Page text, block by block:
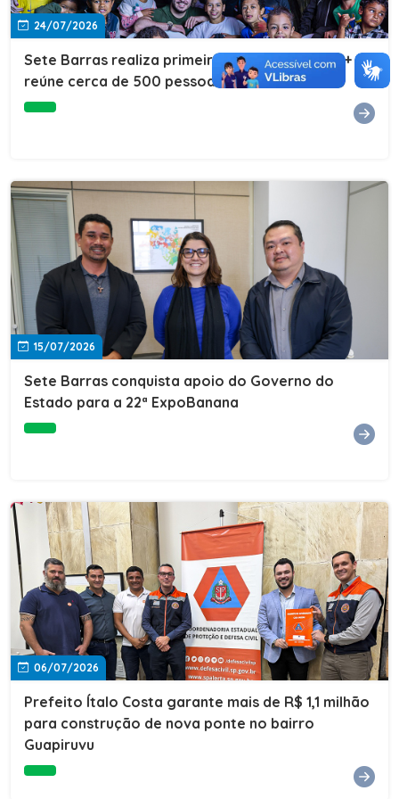
24/07/2026
Sete Barras realiza primeira edição do Cuidar+ e
reúne cerca de 500 pessoas na Vila São João
15/07/2026
Sete Barras conquista apoio do Governo do
Estado para a 22ª ExpoBanana
06/07/2026
Prefeito Ítalo Costa garante mais de R$ 1,1 milhão
para construção de nova ponte no bairro
Guapiruvu